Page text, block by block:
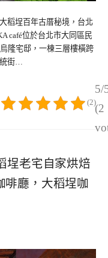
稻埕百年古厝秘境，台北
café位於台北市大同區民
隆宅邸，一棟三層樓橫跨
街…
5/
(2
(2)
埕老宅自家烘焙
啡廳，大稻埕咖